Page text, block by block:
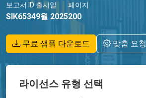
보고서 ID
SIK6534
출시일
9월 2025
페이지
200
무료 샘플 다운로드 맞춤 요청
라이선스 유형 선택